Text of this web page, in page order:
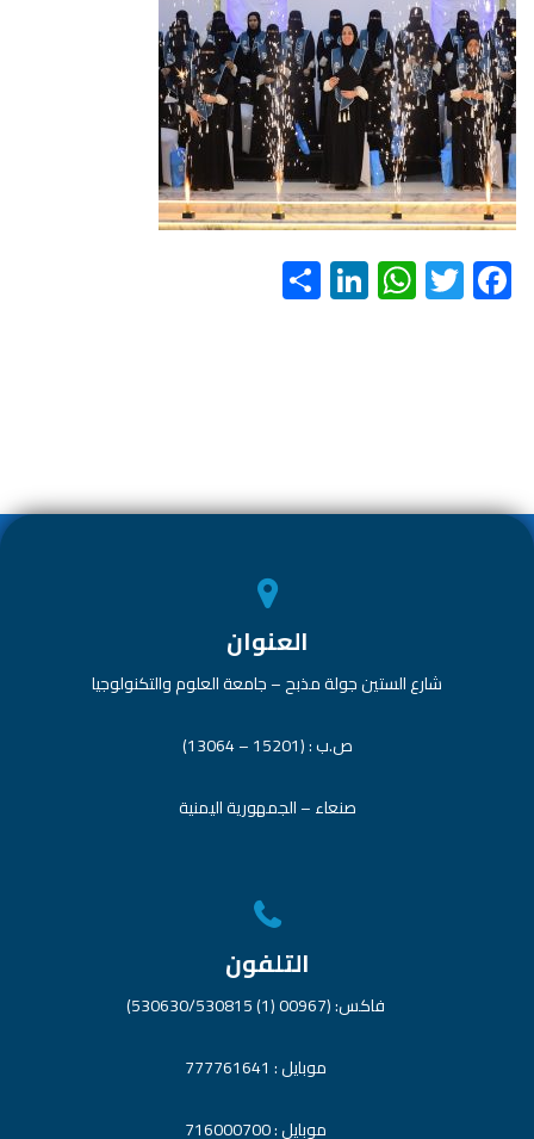
F
ac
T
wi
W
h
p
Li
nk
العنوان
شارع الستين جولة مذبح – جامعة العلوم والتكنولوجيا
ص.ب : (15201 – 13064)
صنعاء – الجمهورية اليمنية
التلفون
فاكس: (00967 (1) 530630/530815)
موبايل : 777761641
موبايل : 716000700